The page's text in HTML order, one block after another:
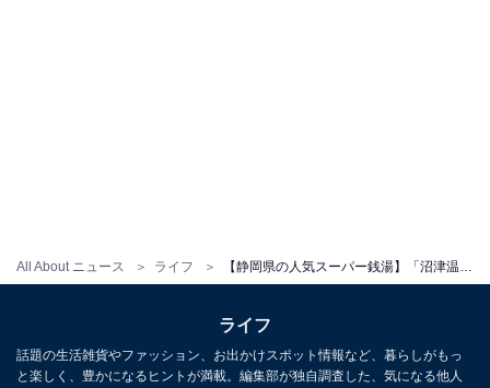
All About ニュース ライフ
平日：7：00～24：00 (最終受付 23：00)
土・日・祝：7：00～24：00 (最終受付 23：00)
宿泊可否
ライフ
話題の生活雑貨やファッション、お出かけスポット情報など、暮らしがもっ
と楽しく、豊かになるヒントが満載。編集部が独自調査した、気になる他人